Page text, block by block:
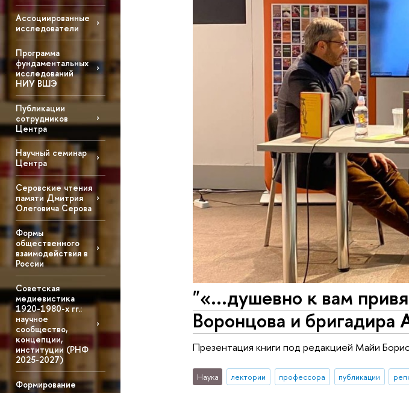
Ассоциированные
исследователи
Программа
фундаментальных
исследований
НИУ ВШЭ
Публикации
сотрудников
Центра
Научный семинар
Центра
Серовские чтения
памяти Дмитрия
Олеговича Серова
Формы
общественного
взаимодействия в
России
Советская
медиевистика
1920-1980-х гг.:
научное
сообщество,
концепции,
институции (РНФ
2025-2027)
Формирование
"«...душевно к вам
Воронцова и
Презентация книги под редакцией Майи
Наука лектории профессора публикации